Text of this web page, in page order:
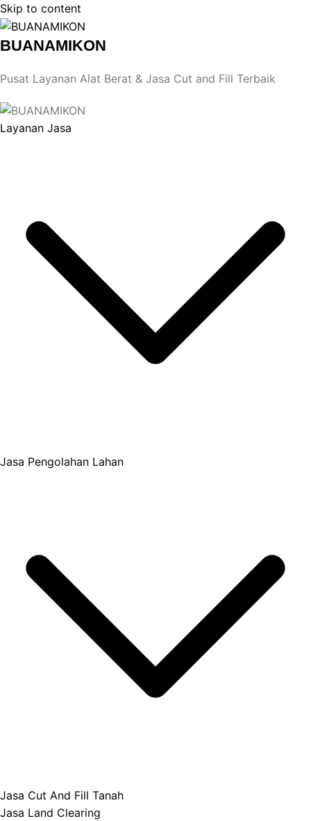
Skip to content
BUANAMIKON
Pusat Layanan Alat Berat & Jasa Cut and Fill Terbaik
Layanan Jasa
Jasa Pengolahan Lahan
Jasa Cut And Fill Tanah
Jasa Land Clearing